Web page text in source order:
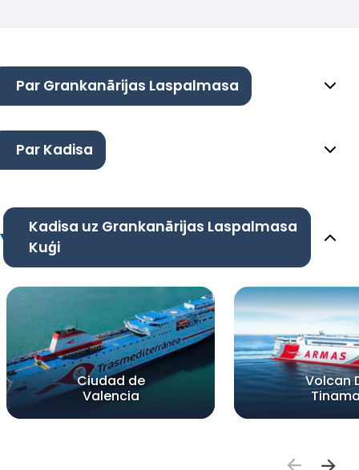
Par Grankanārijas Laspalmasa
Par Kadisa
Kadisa uz Grankanārijas Laspalmasa
Kuģi
Ciudad de
Valencia
Volcan